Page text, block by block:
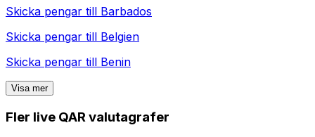
Skicka pengar till Barbados
Skicka pengar till Belgien
Skicka pengar till Benin
Visa mer
Fler live QAR valutagrafer